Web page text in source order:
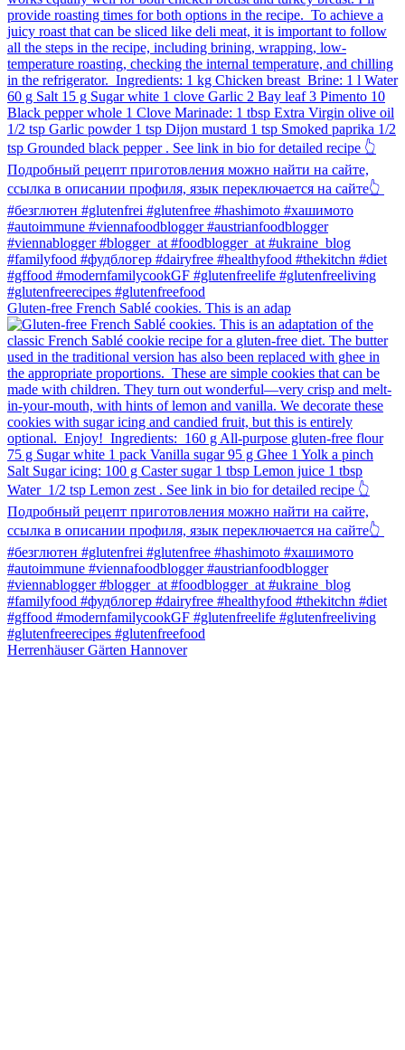
Gluten-free French Sablé cookies.⁠ This is an adap
Herrenhäuser Gärten Hannover